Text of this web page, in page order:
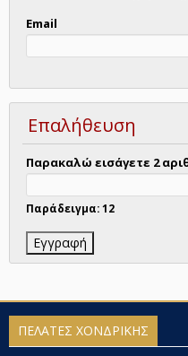
Email
Επαλήθευση
Παρακαλώ εισάγετε 2
Παράδειγμα: 12
ΠΕΛΑΤΕΣ ΧΟΝΔΡΙΚΗΣ